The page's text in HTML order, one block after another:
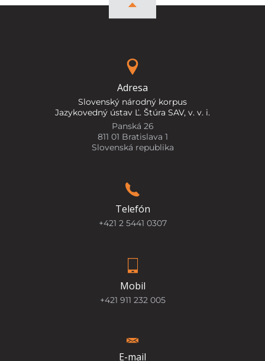
Adresa
Slovenský národný korpus
Jazykovedný ústav Ľ. Štúra SAV, v. v. i.
Panská 26
811 01 Bratislava 1
Slovenská republika
Telefón
+421 2 5441 0307
Mobil
+421 911 232 005
E-mail